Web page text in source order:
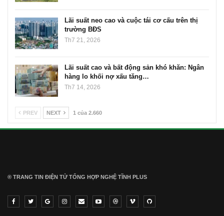
Lãi suất neo cao và cuộc tái cơ cấu trên thị
trường BĐS
Th7 21, 2026
Lãi suất cao và bất động sản khó khăn: Ngân
hàng lo khối nợ xấu tăng…
Th7 14, 2026
PREV NEXT 1 của 2.660
® TRANG TIN ĐIỆN TỬ ТỔNG HỢP NGHỆ TĨNH PLUS